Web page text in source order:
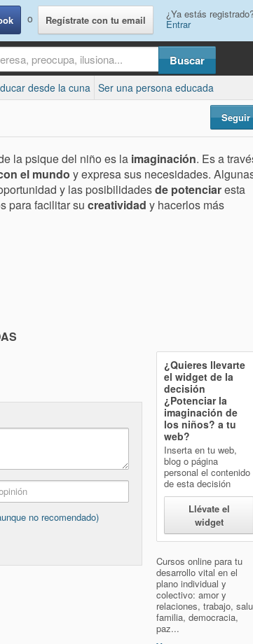
o Regístrate con tu email ¿Ya estás
Entrar
desde la cuna Ser una persona educada
Seguir
la psique del niño es la imaginación. Es a
el mundo y expresa sus necesidades.
y las posibilidadesde potenciaresta
para facilitar su creatividad y hacerlos más
no recomendado)
¿Quieres llevarte
el widget de la
decisión
¿Potenciar la
imaginación de
los niños? a tu
web?
Inserta en tu web,
blog o página
personal el contenido
de esta decisión
Llévate el
widget
Cursos online para tu
desarrollo vital en el
plano individual y
colectivo: amor y
relaciones, trabajo,
familia, democracia,
paz...